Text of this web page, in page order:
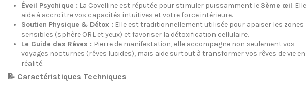
Éveil Psychique : La Covelline est réputée pour stimuler puissamment le3ème œil. Elle
aide à accroître vos capacités intuitives et votre force intérieure.
Soutien Physique & Détox : Elle est traditionnellement utilisée pour apaiser les zones
sensibles (sphère ORL et yeux) et favoriser la détoxification cellulaire.
Le Guide des Rêves : Pierre de manifestation, elle accompagne non seulement vos
voyages nocturnes (rêves lucides), mais aide surtout à transformer vos rêves de vie en
réalité.
📝 Caractéristiques Techniques